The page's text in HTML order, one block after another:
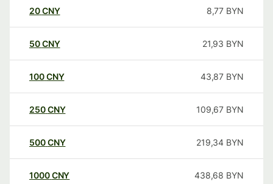
20CNY 8,77 BYN
50CNY 21,93 BYN
100CNY 43,87 BYN
250CNY 109,67 BYN
500CNY 219,34 BYN
1000CNY 438,68 BYN